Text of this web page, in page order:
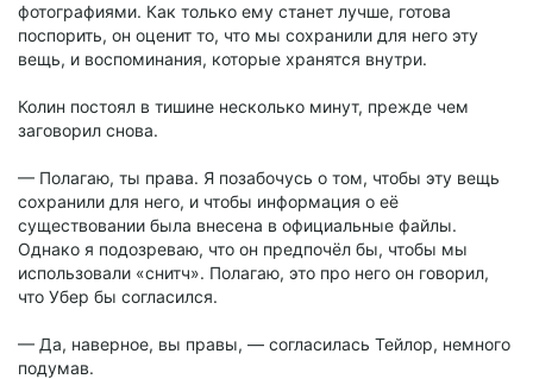
фотографиями. Как только ему станет лучше, готова
поспорить, он оценит то, что мы сохранили для него эту
вещь, и воспоминания, которые хранятся внутри.
Колин постоял в тишине несколько минут, прежде чем
заговорил снова.
— Полагаю, ты права. Я позабочусь о том, чтобы эту вещь
сохранили для него, и чтобы информация о её
существовании была внесена в официальные файлы.
Однако я подозреваю, что он предпочёл бы, чтобы мы
использовали «снитч». Полагаю, это про него он говорил,
что Убер бы согласился.
— Да, наверное, вы правы, — согласилась Тейлор, немного
подумав.